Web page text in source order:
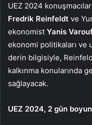
UEZ 2024
Fredrik Reinfeldt ve
ekonomist Yanis
ekonomi politikaları ve
derin bilgisiyle,
kalkınma konularında
sağlayacak.
UEZ 2024, 2 gün